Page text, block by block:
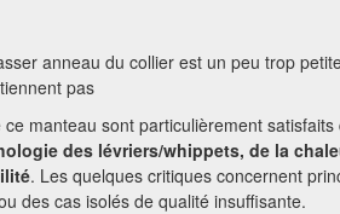
anneau du collier est un peu trop
pas
manteau sont particulièrement satisfaits
des lévriers/whippets, de la
. Les quelques critiques concernent
des cas isolés de qualité insuffisante.